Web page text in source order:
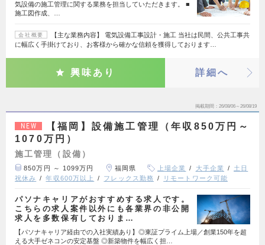
気設備の施工管理に関する業務を担当していただきます。 ■
施工図作成、…
会社概要
【主な業務内容】 電気設備工事設計・施工 当社は民間、公共工事共
に幅広く手掛けており、お客様から確かな信頼を獲得しております…
興味あり 詳細へ
掲載期間 26/08/06～26/08/19
NEW
【福岡】設備施工管理（年収850万円～
1070万円）
施工管理（設備）
850万円 ～ 1099万円 福岡県 上場企業 大手企業
土日
祝休み
年収600万以上 フレックス勤務 リモートワーク可能
パソナキャリアがおすすめする求人です。
こちらの求人案件以外にも各業界の非公開
求人を多数保有しておりま…
【パソナキャリア経由での入社実績あり】◎東証プライム上場／創業150年を超
える大手ゼネコンの安定基盤 ◎新築物件を幅広く担…